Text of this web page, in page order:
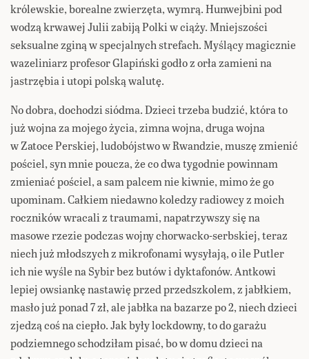
królewskie, borealne zwierzęta, wymrą. Hunwejbini pod
wodzą krwawej Julii zabiją Polki w ciąży. Mniejszości
seksualne zginą w specjalnych strefach. Myślący magicznie
wazeliniarz profesor Glapiński godło z orła zamieni na
jastrzębia i utopi polską walutę.
No dobra, dochodzi siódma. Dzieci trzeba budzić, która to
już wojna za mojego życia, zimna wojna, druga wojna
w Zatoce Perskiej, ludobójstwo w Rwandzie, muszę zmienić
pościel, syn mnie poucza, że co dwa tygodnie powinnam
zmieniać pościel, a sam palcem nie kiwnie, mimo że go
upominam. Całkiem niedawno koledzy radiowcy z moich
roczników wracali z traumami, napatrzywszy się na
masowe rzezie podczas wojny chorwacko-serbskiej, teraz
niech już młodszych z mikrofonami wysyłają, o ile Putler
ich nie wyśle na Sybir bez butów i dyktafonów. Antkowi
lepiej owsiankę nastawię przed przedszkolem, z jabłkiem,
masło już ponad 7 zł, ale jabłka na bazarze po 2, niech dzieci
zjedzą coś na ciepło. Jak były lockdowny, to do garażu
podziemnego schodziłam pisać, bo w domu dzieci na